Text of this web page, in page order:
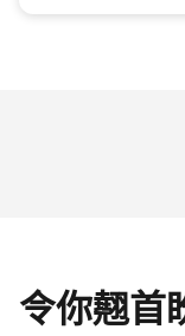
令你翹首